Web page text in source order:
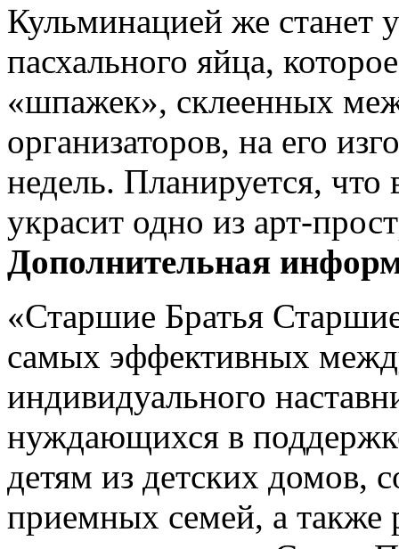
Кульминацией же станет
пасхального яйца,
«шпажек», склеенных
организаторов, на его
недель. Планируется,
украсит одно из арт-
Дополнительная
«Старшие Братья
самых эффективных
индивидуального
нуждающихся в
детям из детских домов,
приемных семей, а также